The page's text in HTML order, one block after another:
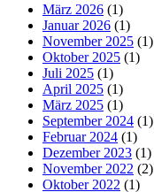
März 2026 (1)
Januar 2026 (1)
November 2025 (1)
Oktober 2025 (1)
Juli 2025 (1)
April 2025 (1)
März 2025 (1)
September 2024 (1)
Februar 2024 (1)
Dezember 2023 (1)
November 2022 (2)
Oktober 2022 (1)